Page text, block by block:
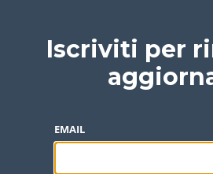
Iscriviti per
EMAIL